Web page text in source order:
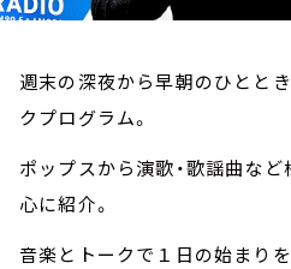
週末の深夜から早朝のひとと
クプログラム。
ポップスから演歌・歌謡曲な
心に紹介。
音楽とトークで１日の始まり